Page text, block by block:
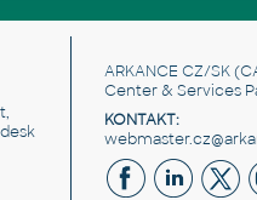
ARKANCE CZ/SK
Center & Services
KONTAKT: